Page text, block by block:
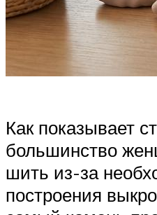
Как показывает
большинство
шить из-за
построения